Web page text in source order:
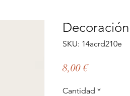
SKU: 14acrd210e
8,00 €Precio
Cantidad *